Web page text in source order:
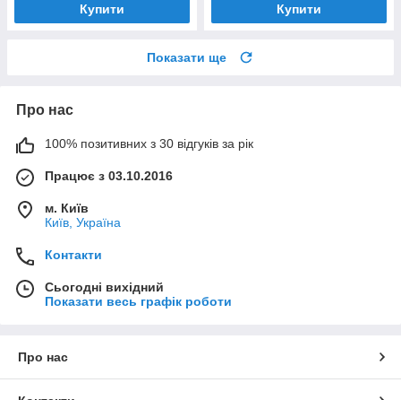
Купити Купити
Показати ще
Про нас
100% позитивних з 30 відгуків за рік
Працює з 03.10.2016
м. Київ
Київ, Україна
Контакти
Сьогодні вихідний
Показати весь графік роботи
Про нас